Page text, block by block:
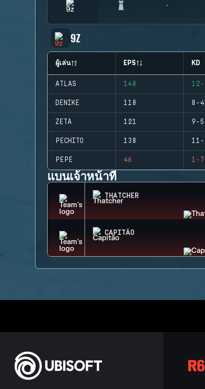
9Z
ผู้เล่น EPS
ATLAS 148
DENIKE 118 8-
ZETA 121 9-
PECHITO 138
PEPE 46 1-
แบนเจ้าหน้าที่
THATCHER
CAPITÃO